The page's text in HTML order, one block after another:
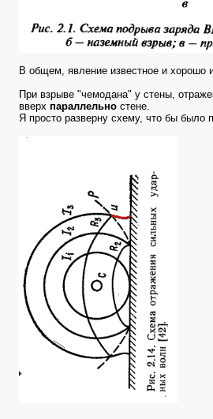
В общем, явление известное и хорошо
При взрыве "чемодана" у стены,
вверх параллельно стене.
Я просто разверну схему, что бы было